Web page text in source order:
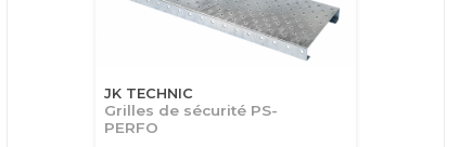
JK TECHNIC
Grilles de sécurité PS-
PERFO